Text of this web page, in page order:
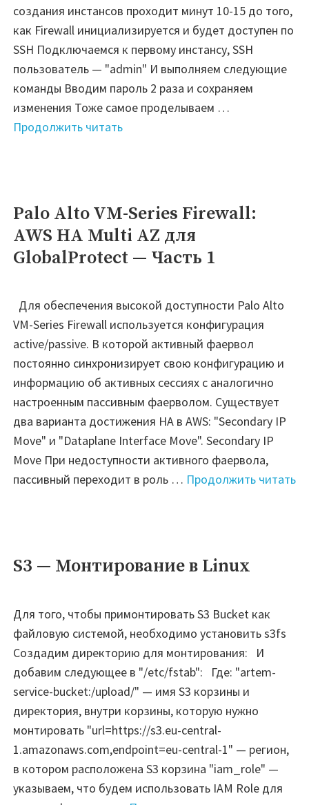
создания инстансов проходит минут 10-15 до того,
как Firewall инициализируется и будет доступен по
SSH Подключаемся к первому инстансу, SSH
пользователь — "admin" И выполняем следующие
команды Вводим пароль 2 раза и сохраняем
изменения Тоже самое проделываем …
Продолжить читать"Palo
Firewall:
AWS
HA
Multi
для
GlobalProtect
—
Часть
2"
Palo Alto VM-Series Firewall:
AWS HA Multi AZ для
GlobalProtect — Часть 1
Для обеспечения высокой доступности Palo Alto
VM-Series Firewall используется конфигурация
active/passive. В которой активный фаервол
постоянно синхронизирует свою конфигурацию и
информацию об активных сессиях с аналогично
настроенным пассивным фаерволом. Существует
два варианта достижения HA в AWS: "Secondary IP
Move" и "Dataplane Interface Move". Secondary IP
Move При недоступности активного фаервола,
пассивный переходит в роль … Продолжить читать
S3 — Монтирование в Linux
Для того, чтобы примонтировать S3 Bucket как
файловую системой, необходимо установить s3fs
Создадим директорию для монтирования: И
добавим следующее в "/etc/fstab": Где: "artem-
service-bucket:/upload/" — имя S3 корзины и
директория, внутри корзины, которую нужно
монтировать "url=https://s3.eu-central-
1.amazonaws.com,endpoint=eu-central-1" — регион,
в котором расположена S3 корзина "iam_role" —
указываем, что будем использовать IAM Role для